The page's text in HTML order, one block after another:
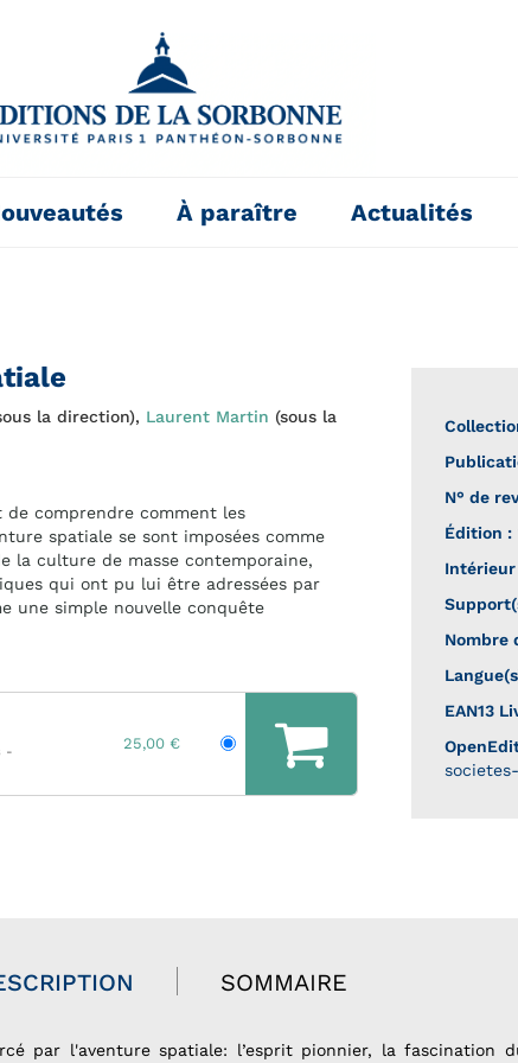
À paraître Actualités
la direction), Laurent Martin (sous la
de comprendre comment les
spatiale se sont imposées comme
la culture de masse contemporaine,
qui ont pu lui être adressées par
une simple nouvelle conquête
25,00 €
N° de
Édition :
Intérieur
Nombre
EAN13
SOMMAIRE
par l'aventure spatiale: l’esprit pionnier, la fascination